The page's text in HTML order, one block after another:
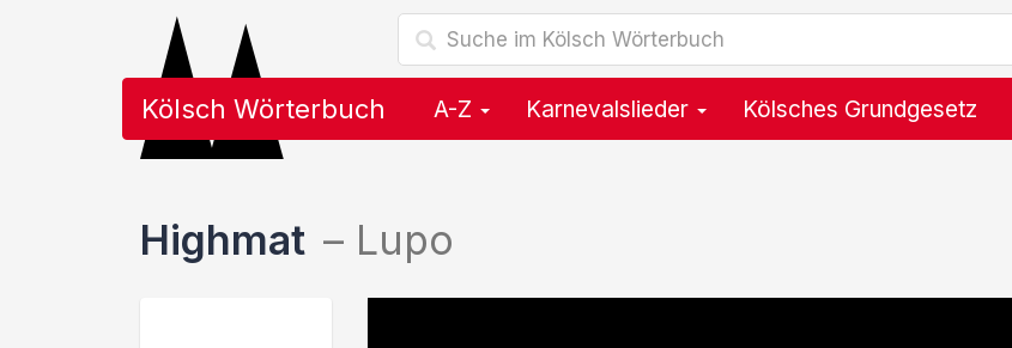
Kölsch Wörterbuch A-Z Karnevalslieder Kölsches Grundgesetz
Highmat – Lupo